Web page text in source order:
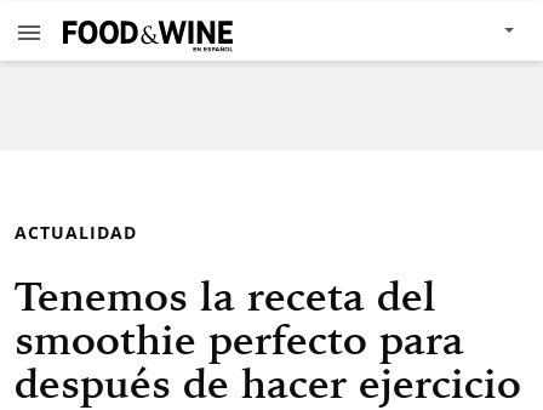
ACTUALIDAD
Tenemos la receta del
smoothie perfecto para
después de hacer ejercicio